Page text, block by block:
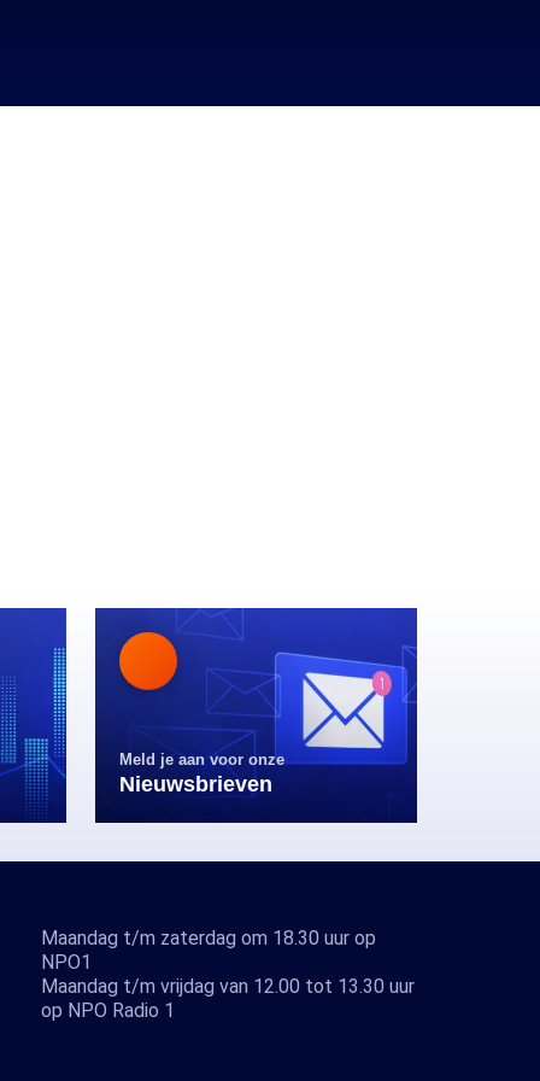
Meld je aan voor onze
Nieuwsbrieven
Maandag t/m zaterdag om 18.30 uur op
NPO1
Maandag t/m vrijdag van 12.00 tot 13.30 uur
op NPO Radio 1